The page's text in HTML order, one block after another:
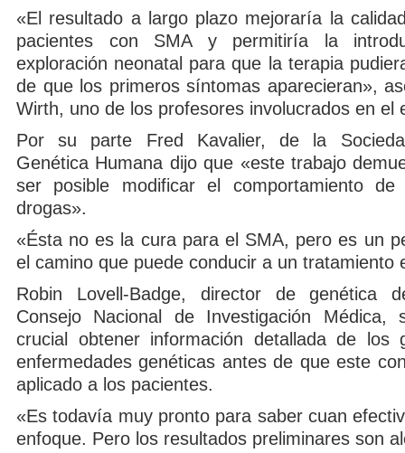
«El resultado a largo plazo mejoraría la
pacientes con SMA y permitiría la
exploración neonatal para que la terapia
de que los primeros síntomas aparecieran»,
Wirth, uno de los profesores involucrados en el
Por su parte Fred Kavalier, de la
Genética Humana dijo que «este trabajo
ser posible modificar el comportamiento
drogas».
«Ésta no es la cura para el SMA, pero es un
el camino que puede conducir a un tratamiento
Robin Lovell-Badge, director de genética
Consejo Nacional de Investigación Médica,
crucial obtener información detallada de los
enfermedades genéticas antes de que este
aplicado a los pacientes.
«Es todavía muy pronto para saber cuan
enfoque. Pero los resultados preliminares son